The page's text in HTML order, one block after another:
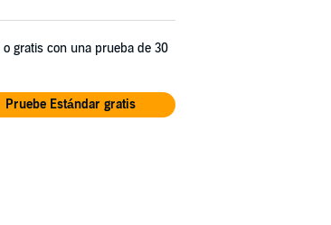
o gratis con una prueba de 30
Pruebe Estándar gratis